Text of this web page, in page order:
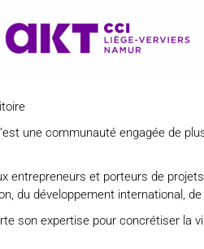
une communauté engagée de
et porteurs de
du développement international,
son expertise pour concrétiser la